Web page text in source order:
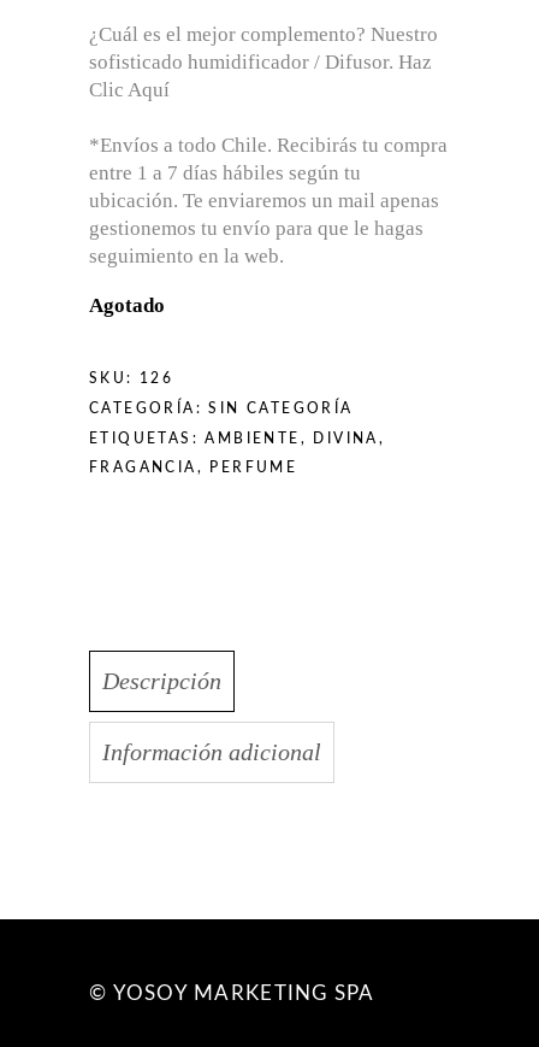
¿Cuál es el mejor complemento? Nuestro
sofisticado humidificador / Difusor. Haz
Clic Aquí
*Envíos a todo Chile. Recibirás tu compra
entre 1 a 7 días hábiles según tu
ubicación. Te enviaremos un mail apenas
gestionemos tu envío para que le hagas
seguimiento en la web.
Agotado
SKU: 126
CATEGORÍA:SIN CATEGORÍA
ETIQUETAS:AMBIENTE , DIVINA ,
FRAGANCIA , PERFUME
Descripción
Información adicional
© YOSOY MARKETING SPA